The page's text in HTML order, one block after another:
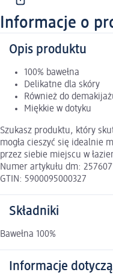
Informacje o
Opis produktu
100% bawełna
Delikatne dla skóry
Również do
Miękkie w dotyku
Szukasz produktu, który
mogła cieszyć się idealnie
przez siebie miejscu w
Numer artykułu dm:
GTIN: 5900095000327
Składniki
Bawełna 100%
Informacje